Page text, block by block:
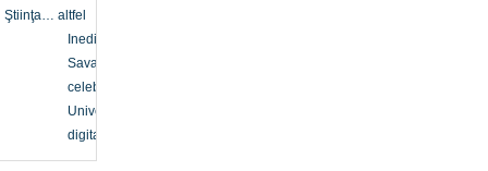
Ştiinţa… altfel
Inedit
Savanți
celebri
Univers
digital